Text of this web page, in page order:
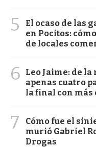
5
El ocaso de las
en Pocitos:
de locales
6
Leo Jaime: de
apenas cuatro
la final con más
7
Cómo fue el
murió Gabriel
Drogas